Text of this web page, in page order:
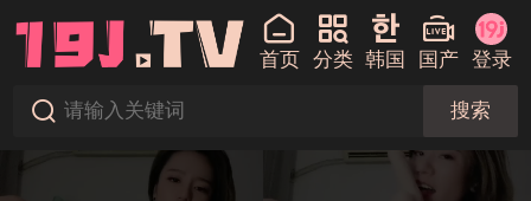
首页 分类 韩国 国产 登录
搜索